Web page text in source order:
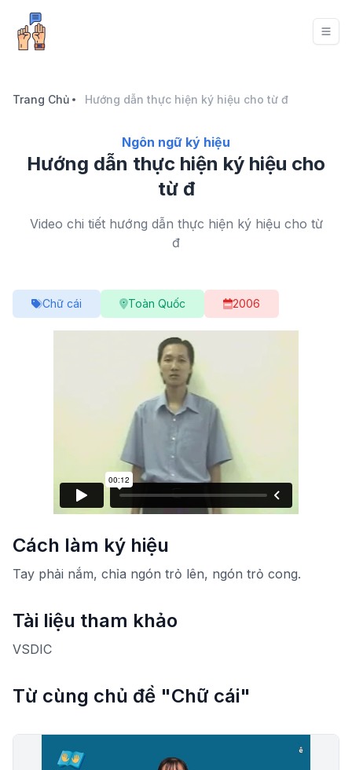
Trang Chủ Hướng dẫn thực hiện ký hiệu cho từ đ
Ngôn ngữ ký hiệu
Hướng dẫn thực hiện ký hiệu cho
từ đ
Video chi tiết hướng dẫn thực hiện ký hiệu cho từ
đ
Chữ cái Toàn Quốc 2006
Cách làm ký hiệu
Tay phải nắm, chỉa ngón trỏ lên, ngón trỏ cong.
Tài liệu tham khảo
VSDIC
Từ cùng chủ đề "Chữ cái"